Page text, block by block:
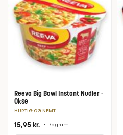
Reeva Big Bowl Instant Nudler -
Okse
HURTIG OG NEMT
15,95kr. • 75 gram